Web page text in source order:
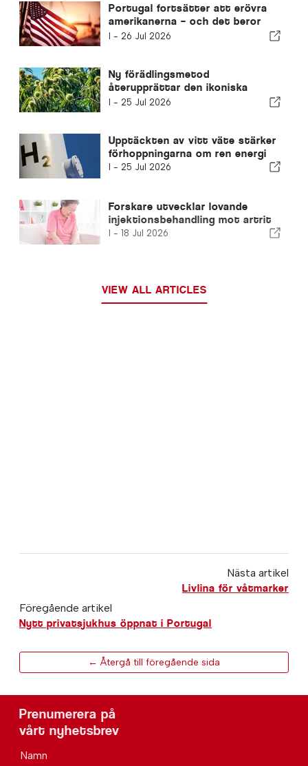
Portugal fortsätter att erövra
amerikanerna – och det beror
inte bara på solen
I - 26 Jul 2026
Ny förädlingsmetod
återupprättar den ikoniska
kastanjen
I - 25 Jul 2026
Upptäckten av vitt väte stärker
förhoppningarna om ren energi
I - 25 Jul 2026
Forskare utvecklar lovande
injektionsbehandling mot artrit
I - 18 Jul 2026
VIEW ALL ARTICLES
Nästa artikel
Livlina för våtmarker
Föregående artikel
Nytt privatsjukhus öppnat i Portugal
← Återgå till föregående sida
Prenumerera på
vårt nyhetsbrev
Namn